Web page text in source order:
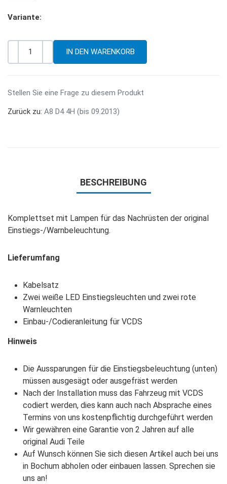
Variante:
Stellen Sie eine Frage zu diesem Produkt
Zurück zu: A8 D4 4H (bis 09.2013)
BESCHREIBUNG
Komplettset mit Lampen für das Nachrüsten der original
Einstiegs-/Warnbeleuchtung.
Lieferumfang
Kabelsatz
Zwei weiße LED Einstiegsleuchten und zwei rote
Warnleuchten
Einbau-/Codieranleitung für VCDS
Hinweis
Die Aussparungen für die Einstiegsbeleuchtung (unten)
müssen ausgesägt oder ausgefräst werden
Nach der Installation muss das Fahrzeug mit VCDS
codiert werden, dies kann auch nach Absprache eines
Termins von uns kostenpflichtig durchgeführt werden
Wir gewähren eine Garantie von 2 Jahren auf alle
original Audi Teile
Auf Wunsch können Sie sich diesen Artikel auch bei uns
in Bochum abholen oder einbauen lassen. Sprechen sie
uns an!